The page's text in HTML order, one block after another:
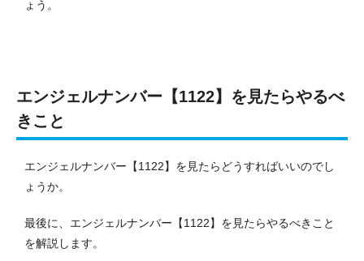
ょう。
エンジェルナンバー【1122】を見たらやるべ
きこと
エンジェルナンバー【1122】を見たらどうすればいいのでし
ょうか。
最後に、エンジェルナンバー【1122】を見たらやるべきこと
を解説します。